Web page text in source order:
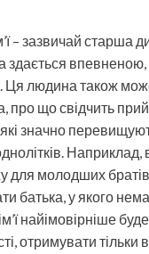
– зазвичай старша
здається
Ця людина також
про що свідчить
які значно
для молодших братів
батька, у якого
найімовірніше
отримувати тільки